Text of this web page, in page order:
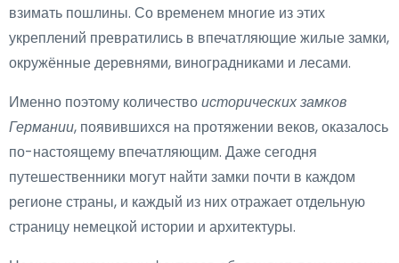
взимать пошлины. Со временем многие из этих
укреплений превратились в впечатляющие жилые замки,
окружённые деревнями, виноградниками и лесами.
Именно поэтому количествоисторических замков
Германии, появившихся на протяжении веков, оказалось
по-настоящему впечатляющим. Даже сегодня
путешественники могут найти замки почти в каждом
регионе страны, и каждый из них отражает отдельную
страницу немецкой истории и архитектуры.